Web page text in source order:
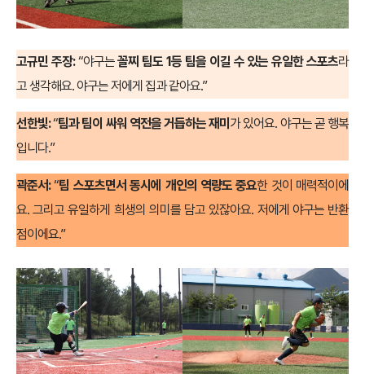
고규민 주장:“야구는꼴찌 팀도 1등 팀을 이길 수 있는 유일한 스포츠라
고 생각해요. 야구는 저에게 집과 같아요.”
선한빛:“팀과 팀이 싸워 역전을 거듭하는 재미 가 있어요. 야구는 곧 행복
입니다.”
곽준서:“팀 스포츠면서 동시에 개인의 역량도 중요한 것이 매력적이에
요. 그리고 유일하게 희생의 의미를 담고 있잖아요. 저에게 야구는 반환
점이에요.”